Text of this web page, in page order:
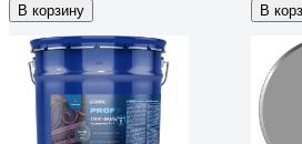
В корзину В